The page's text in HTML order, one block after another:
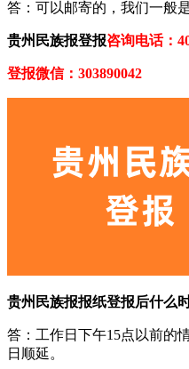
答：可以邮寄的，我们一般
贵州民族报登报咨询电话：
登报微信：303890042
贵州民族报报纸登报后什么
答：工作日下午15点以前的
日顺延。